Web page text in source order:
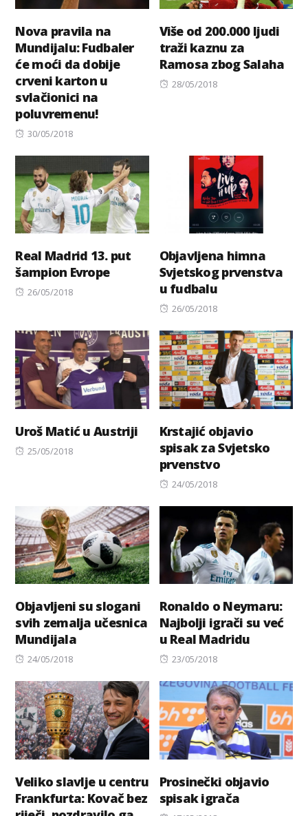
Nova pravila na
Mundijalu: Fudbaler
će moći da dobije
crveni karton u
svlačionici na
poluvremenu!
Posted
30/05/2018
Više od 200.000 ljudi
traži kaznu za
Ramosa zbog Salaha
Posted
28/05/2018
Real Madrid 13. put
šampion Evrope
Posted
26/05/2018
Objavljena himna
Svjetskog prvenstva
u fudbalu
Posted
26/05/2018
Uroš Matić u Austriji
Posted
25/05/2018
Krstajić objavio
spisak za Svjetsko
prvenstvo
Posted
24/05/2018
Objavljeni su slogani
svih zemalja učesnica
Mundijala
Posted
24/05/2018
Ronaldo o Neymaru:
Najbolji igrači su već
u Real Madridu
Posted
23/05/2018
Veliko slavlje u centru
Frankfurta: Kovač bez
Prosinečki objavio
spisak igrača